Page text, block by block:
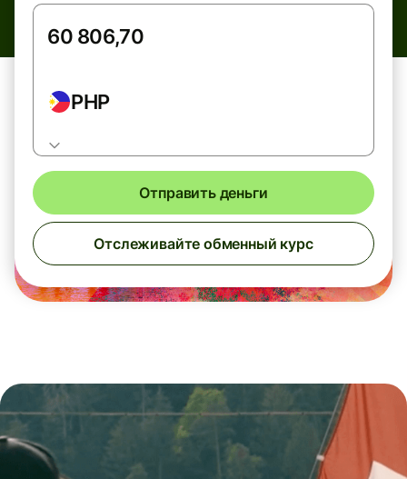
PHP
Отправить деньги
Отслеживайте обменный курс